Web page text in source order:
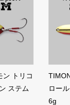
ン トリコ
ステム
ロー
6g